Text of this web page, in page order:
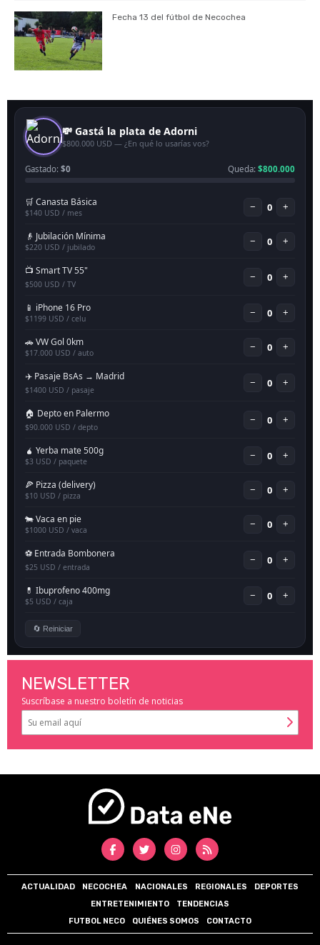
Fecha 13 del fútbol de Necochea
NEWSLETTER
Suscríbase a nuestro boletín de noticias
ACTUALIDAD NECOCHEA NACIONALES REGIONALES
DEPORTES
ENTRETENIMIENTO
TENDENCIAS
FUTBOL NECO
QUIÉNES SOMOS CONTACTO